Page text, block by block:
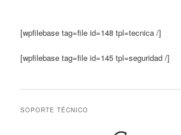
[wpfilebase tag=file id=148 tpl=tecnica /]
[wpfilebase tag=file id=145 tpl=seguridad /]
SOPORTE TÉCNICO